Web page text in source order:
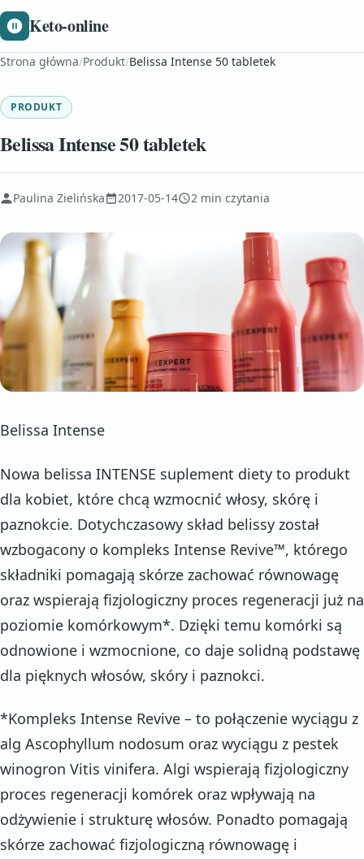
Keto-online
Strona główna/Produkt/Belissa Intense 50 tabletek
PRODUKT
Belissa Intense 50 tabletek
Paulina Zielińska 2017-05-14 2 min czytania
Belissa Intense
Nowa belissa INTENSE suplement diety to produkt
dla kobiet, które chcą wzmocnić włosy, skórę i
paznokcie. Dotychczasowy skład belissy został
wzbogacony o kompleks Intense Revive™, którego
składniki pomagają skórze zachować równowagę
oraz wspierają fizjologiczny proces regeneracji już na
poziomie komórkowym*. Dzięki temu komórki są
odnowione i wzmocnione, co daje solidną podstawę
dla pięknych włosów, skóry i paznokci.
*Kompleks Intense Revive – to połączenie wyciągu z
alg Ascophyllum nodosum oraz wyciągu z pestek
winogron Vitis vinifera. Algi wspierają fizjologiczny
proces regeneracji komórek oraz wpływają na
odżywienie i strukturę włosów. Ponadto pomagają
skórze zachować fizjologiczną równowagę i